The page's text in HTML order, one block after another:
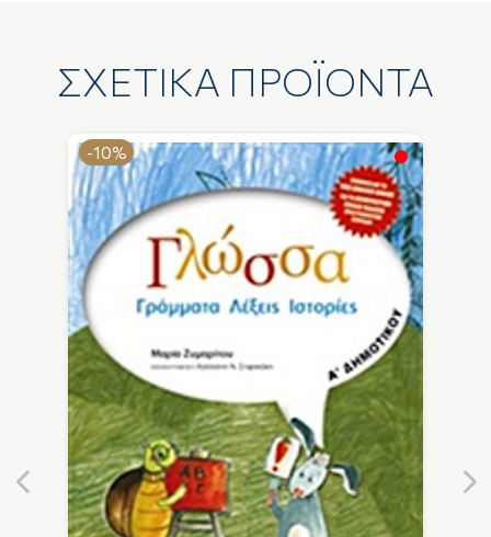
ΣΧΕΤΙΚΑ ΠΡΟΪΟΝΤΑ
-10%